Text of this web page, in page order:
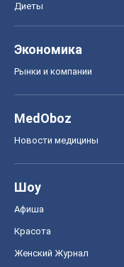
Диеты
Экономика
Рынки и компании
MedOboz
Новости медицины
Шоу
Афиша
Красота
Женский Журнал